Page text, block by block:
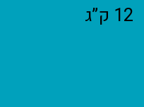
12 ק”ג